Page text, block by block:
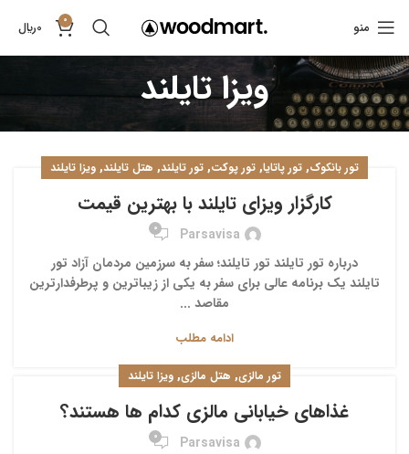
منو 0
0﷼
ویزا تایلند
تور بانکوک, تور پاتایا, تور پوکت, تور تایلند, هتل تایلند, ویزا تایلند
کارگزار ویزای تایلند با بهترین قیمت
Parsavisa
0
درباره تور تایلند تور تایلند؛ سفر به سرزمین مردمان آزاد تور
تایلند یک برنامه عالی برای سفر به یکی از زیباترین و پرطرفدارترین
مقاصد ...
ادامه مطلب
تور مالزی, هتل مالزی, ویزا تایلند
غذاهای خیابانی مالزی کدام ها هستند؟
Parsavisa
0